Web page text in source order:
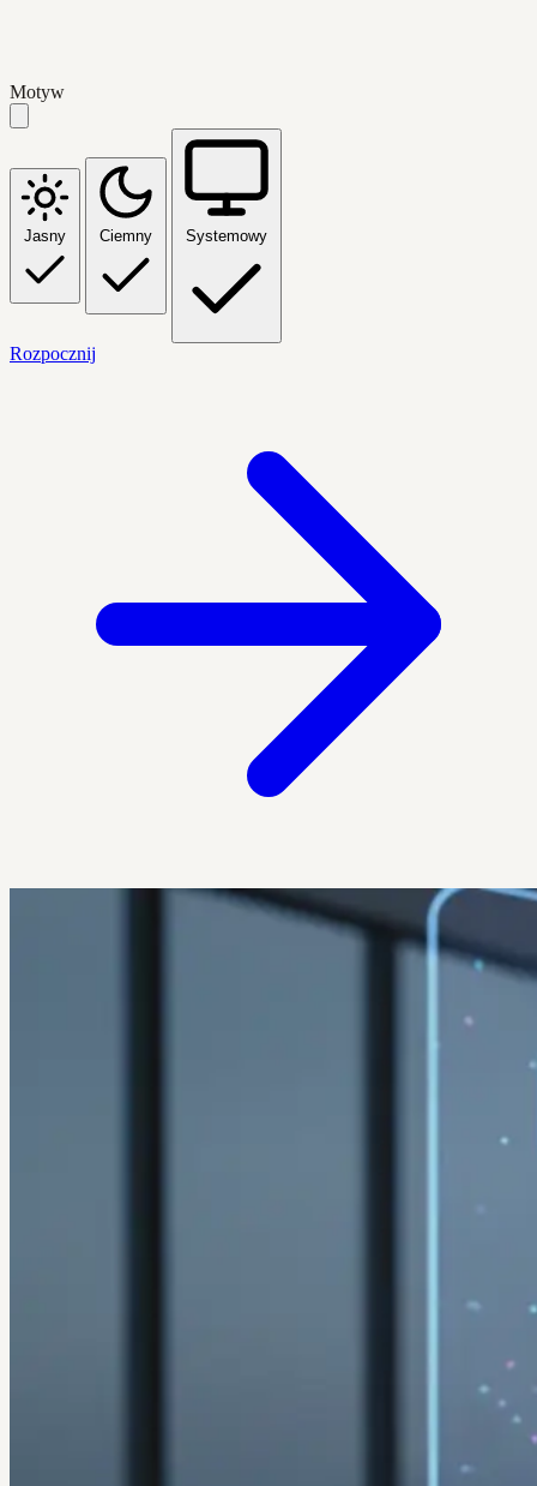
Motyw
Jasny Ciemny Systemowy
Rozpocznij